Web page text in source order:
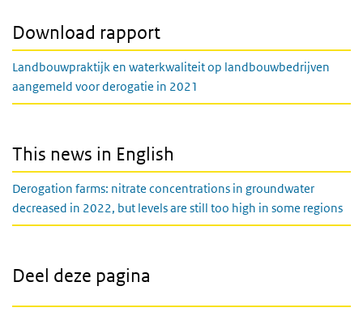
Download rapport
Landbouwpraktijk en waterkwaliteit op landbouwbedrijven
aangemeld voor derogatie in 2021
This news in English
Derogation farms: nitrate concentrations in groundwater
decreased in 2022, but levels are still too high in some regions
Deel deze pagina